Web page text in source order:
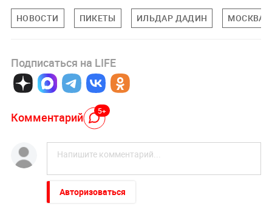
НОВОСТИ ПИКЕТЫ ИЛЬДАР ДАДИН МОСКВА
Подписаться на LIFE
Комментарий 5+
Авторизоваться